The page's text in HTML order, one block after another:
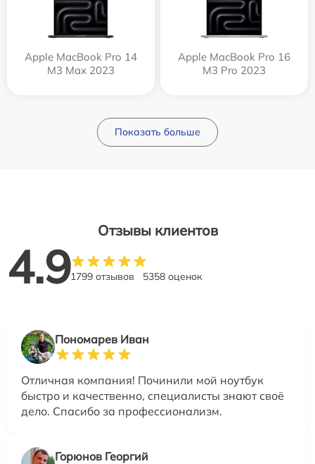
Apple MacBook Pro 14
M3 Max 2023
Apple MacBook Pro 16
M3 Pro 2023
Показать больше
Отзывы клиентов
4.91799 отзывов 5358 оценок
Пономарев Иван
Отличная компания! Починили мой ноутбук
быстро и качественно, специалисты знают своё
дело. Спасибо за профессионализм.
Горюнов Георгий